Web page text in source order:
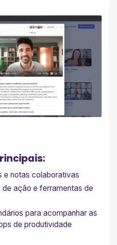
e notas colaborativas
de ação e ferramentas de
para acompanhar as
de produtividade